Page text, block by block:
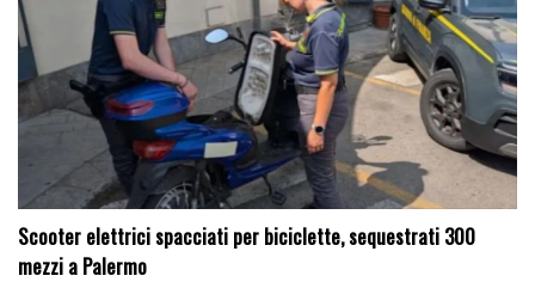
Scooter elettrici spacciati per biciclette, sequestrati 300
mezzi a Palermo